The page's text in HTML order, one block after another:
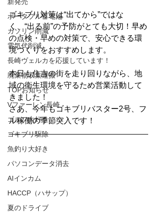
ポータブル蓄電池
ガソリン削減
電気代削減
長崎ヴェルカを応援しています！
廃棄物収集運搬
TOPお知らせ
Vファーレン長崎
ゴルフ大好き
ゴキブリ駆除
魚釣り大好き
パソコンデータ消去
AIインカム
HACCP（ハサップ）
夏のドライブ
ゴキブリ対策は“出てから”ではな
く、“出る前”の予防がとても大切！早め
の点検・早めの対策で、安心できる環
境づくりをおすすめします。
本日も住吉の街を走り回りながら、地
域の衛生環境を守るため営業活動して
きました！
さあ、今年もゴキブリバスター2号、フ
ル稼働の季節突入です！